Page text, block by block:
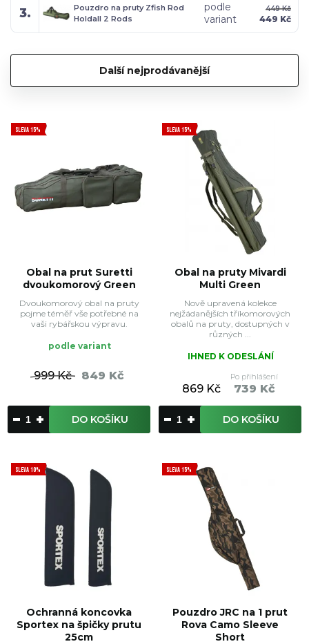
3.
Pouzdro na pruty Zfish Rod
Holdall 2 Rods
podle
variant
449 Kč
449 Kč
Další nejprodávanější
SLEVA 15%
Obal na prut Suretti
dvoukomorový Green
Dvoukomorový obal na pruty
pojme téměř vše potřebné na
vaši rybářskou výpravu.
podle variant
999 Kč 849 Kč
DO KOŠÍKU
SLEVA 15%
Obal na pruty Mivardi
Multi Green
Nově upravená kolekce
nejžádanějších tříkomorových
obalů na pruty, dostupných v
různých ...
IHNED K ODESLÁNÍ
869 Kč
Po přihlášení
739 Kč
DO KOŠÍKU
SLEVA 10%
Ochranná koncovka
Sportex na špičky prutu
25cm
SLEVA 15%
Pouzdro JRC na 1 prut
Rova Camo Sleeve
Short